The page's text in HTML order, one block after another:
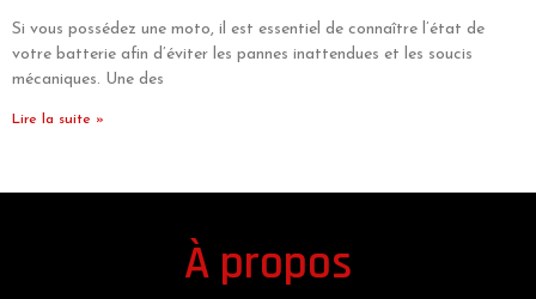
Si vous possédez une moto, il est essentiel de connaître l’état de
votre batterie afin d’éviter les pannes inattendues et les soucis
mécaniques. Une des
Lire la suite »
À propos